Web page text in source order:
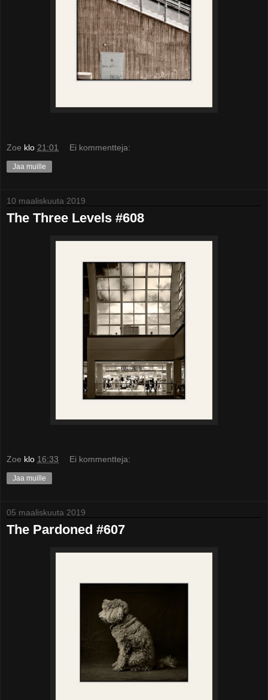
Zoe klo 21:01 Ei kommentteja:
Jaa muille
10 maaliskuuta 2019
The Three Levels #608
Zoe klo 16:33 Ei kommentteja:
Jaa muille
05 maaliskuuta 2019
The Pardoned #607